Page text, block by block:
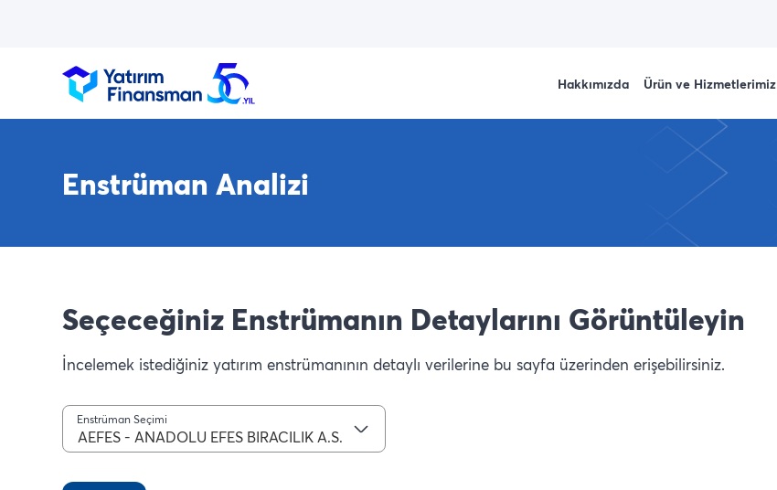
Hakkımızda Ürün ve Hizmetlerimiz
Enstrüman Analizi
Seçeceğiniz Enstrümanın Detaylarını Görüntüleyin
İncelemek istediğiniz yatırım enstrümanının detaylı verilerine bu sayfa üzerinden erişebilirsiniz.
Enstrüman Seçimi
AEFES - ANADOLU EFES BIRACILIK A.S.